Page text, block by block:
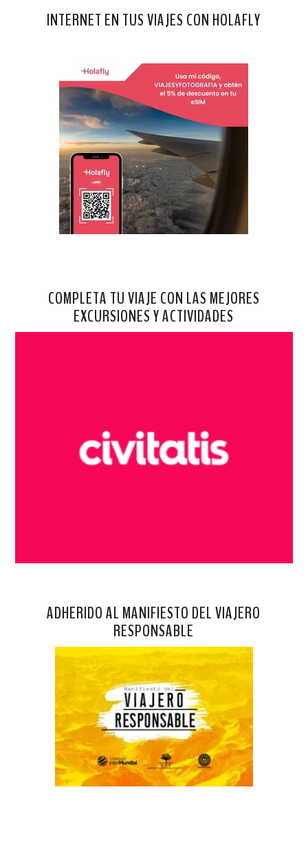
INTERNET EN TUS VIAJES CON HOLAFLY
COMPLETA TU VIAJE CON LAS MEJORES
EXCURSIONES Y ACTIVIDADES
ADHERIDO AL MANIFIESTO DEL VIAJERO
RESPONSABLE